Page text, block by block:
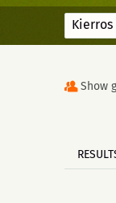
Kierros
Show